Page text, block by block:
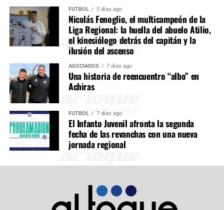
FÚTBOL 5 días ago
Nicolás Fenoglio, el multicampeón de la
Liga Regional: la huella del abuelo Atilio,
el kinesiólogo detrás del capitán y la
ilusión del ascenso
ASOCIADOS 7 días ago
Una historia de reencuentro “albo” en
Achiras
FÚTBOL 7 días ago
El Infanto Juvenil afronta la segunda
fecha de las revanchas con una nueva
jornada regional